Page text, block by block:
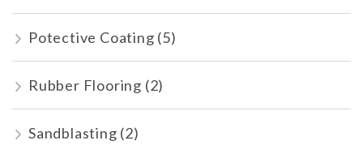
Potective Coating (5)
Rubber Flooring (2)
Sandblasting (2)